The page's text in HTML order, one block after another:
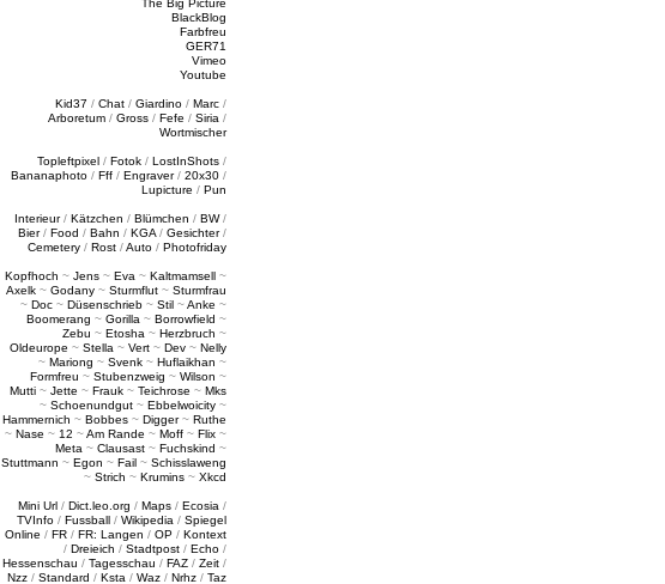
The Big Picture
BlackBlog
Farbfreu
GER71
Vimeo
Youtube
Kid37 / Chat / Giardino / Marc /
Arboretum / Gross / Fefe / Siria /
Wortmischer
Topleftpixel / Fotok / LostInShots /
Bananaphoto / Fff / Engraver/ 20x30 /
Lupicture / Pun
Interieur/ Kätzchen / Blümchen / BW/
Bier/ Food / Bahn / KGA / Gesichter/
Cemetery / Rost /Auto / Photofriday
Kopfhoch ~ Jens ~ Eva ~ Kaltmamsell ~
Axelk ~ Godany ~ Sturmflut ~ Sturmfrau
~ Doc ~ Düsenschrieb ~ Stil ~Anke ~
Boomerang ~ Gorilla ~ Borrowfield ~
Zebu ~ Etosha ~ Herzbruch ~
Oldeurope ~ Stella ~ Vert ~ Dev ~ Nelly
~ Mariong ~ Svenk ~ Huflaikhan ~
Formfreu ~ Stubenzweig ~ Wilson ~
Mutti ~ Jette ~ Frauk ~ Teichrose ~ Mks
~ Schoenundgut ~ Ebbelwoicity ~
Hammernich ~ Bobbes ~ Digger~ Ruthe
~ Nase ~ 12 ~Am Rande ~ Moff ~ Flix ~
Meta ~ Clausast ~ Fuchskind ~
Stuttmann ~ Egon ~ Fail ~ Schisslaweng
~ Strich ~ Krumins ~ Xkcd
Mini Url / Dict.leo.org / Maps / Ecosia /
TVInfo / Fussball / Wikipedia / Spiegel
Online / FR / FR: Langen / OP / Kontext
/ Dreieich / Stadtpost / Echo /
Hessenschau / Tagesschau / FAZ / Zeit /
Nzz / Standard / Ksta / Waz / Nrhz / Taz